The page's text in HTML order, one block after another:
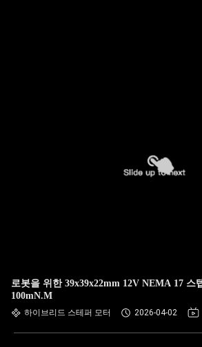
로봇을 위한 39x39x22mm 12V NEMA 17 스
100mN.M
하이브리드 스테퍼 모터 2026-04-02